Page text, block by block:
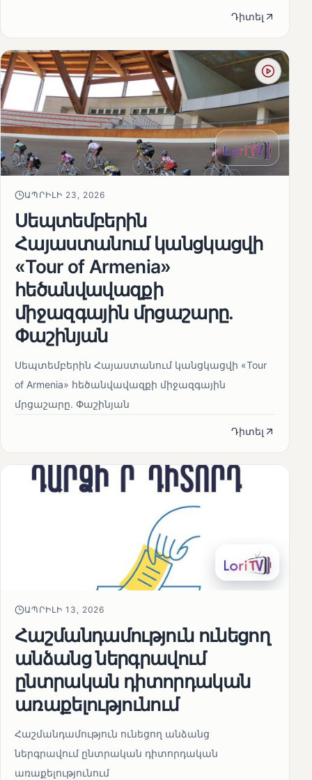
Դիտել
ԱՊՐԻԼԻ 23, 2026
Սեպտեմբերին
Հայաստանում կանցկացվի
«Tour of Armenia»
հեծանվավազքի
միջազգային մրցաշարը.
Փաշինյան
Սեպտեմբերին Հայաստանում կանցկացվի «Tour
of Armenia» հեծանվավազքի միջազգային
մրցաշարը. Փաշինյան
Դիտել
ԱՊՐԻԼԻ 13, 2026
Հաշմանդամություն ունեցող
անձանց ներգրավում
ընտրական դիտորդական
առաքելությունում
Հաշմանդամություն ունեցող անձանց
ներգրավում ընտրական դիտորդական
առաքելությունում